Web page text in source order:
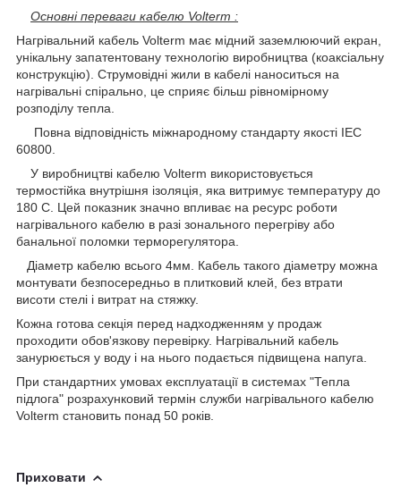
Основні переваги кабелю Volterm :
Нагрівальний кабель Volterm має мідний заземлюючий екран,
унікальну запатентовану технологію виробництва (коаксіальну
конструкцію). Струмовідні жили в кабелі наноситься на
нагрівальні спірально, це сприяє більш рівномірному
розподілу тепла.
Повна відповідність міжнародному стандарту якості IEC
60800.
У виробництві кабелю Volterm використовується
термостійка внутрішня ізоляція, яка витримує температуру до
180 С. Цей показник значно впливає на ресурс роботи
нагрівального кабелю в разі зонального перегріву або
банальної поломки терморегулятора.
Діаметр кабелю всього 4мм. Кабель такого діаметру можна
монтувати безпосередньо в плитковий клей, без втрати
висоти стелі і витрат на стяжку.
Кожна готова секція перед надходженням у продаж
проходити обов'язкову перевірку. Нагрівальний кабель
занурюється у воду і на нього подається підвищена напуга.
При стандартних умовах експлуатації в системах "Тепла
підлога" розрахунковий термін служби нагрівального кабелю
Volterm становить понад 50 років.
Приховати